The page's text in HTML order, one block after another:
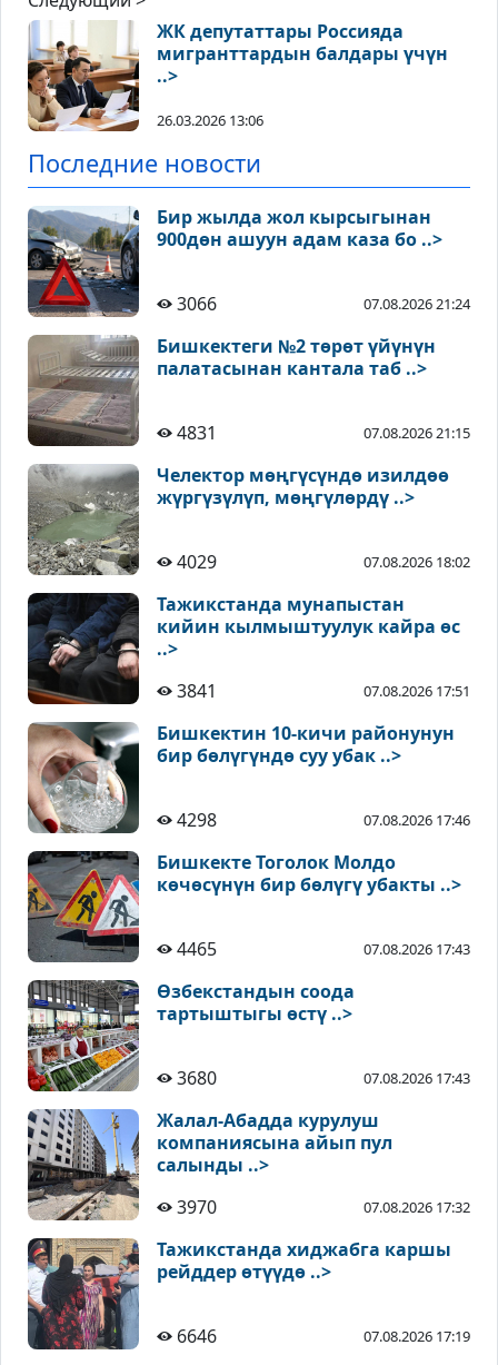
ЖК депутаттары Россияда
мигранттардын балдары үчүн
..>
26.03.2026 13:06
Последние новости
Бир жылда жол кырсыгынан
900дөн ашуун адам каза бо ..>
3066 07.08.2026 21:24
Бишкектеги №2 төрөт үйүнүн
палатасынан кантала таб ..>
4831 07.08.2026 21:15
Челектор мөңгүсүндө изилдөө
жүргүзүлүп, мөңгүлөрдү ..>
4029 07.08.2026 18:02
Тажикстанда мунапыстан
кийин кылмыштуулук кайра өс
..>
3841
07.08.2026 17:51
Бишкектин 10-кичи районунун
бир бөлүгүндө суу убак ..>
4298 07.08.2026 17:46
Бишкекте Тоголок Молдо
көчөсүнүн бир бөлүгү убакты ..>
4465 07.08.2026 17:43
Өзбекстандын соода
тартыштыгы өстү ..>
3680 07.08.2026 17:43
Жалал-Абадда курулуш
компаниясына айып пул
салынды ..>
3970
07.08.2026 17:32
Тажикстанда хиджабга каршы
рейддер өтүүдө ..>
6646 07.08.2026 17:19